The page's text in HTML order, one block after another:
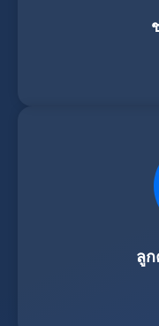
ลูก